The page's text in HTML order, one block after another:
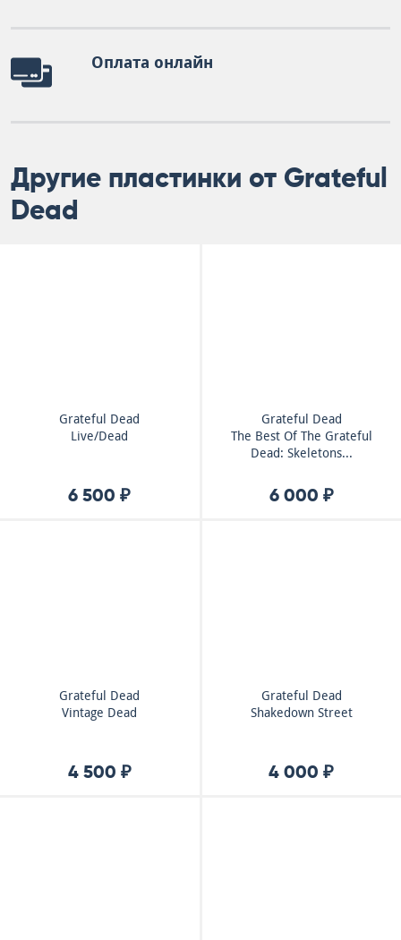
Оплата онлайн
Другие пластинки от Grateful
Dead
Grateful Dead
Live/Dead
6 500 ₽
Grateful Dead
The Best Of The Grateful
Dead: Skeletons...
6 000 ₽
Grateful Dead
Vintage Dead
4 500 ₽
Grateful Dead
Shakedown Street
4 000 ₽